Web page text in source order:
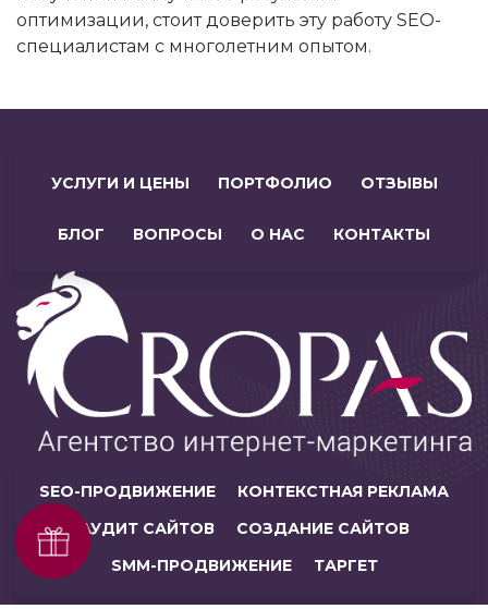
оптимизации, стоит доверить эту работу SEO-
специалистам с многолетним опытом.
УСЛУГИ И ЦЕНЫ ПОРТФОЛИО ОТЗЫВЫ
БЛОГ ВОПРОСЫ О НАС КОНТАКТЫ
SEO-ПРОДВИЖЕНИЕ
КОНТЕКСТНАЯ РЕКЛАМА
АУДИТ САЙТОВ
СОЗДАНИЕ САЙТОВ
SMM-ПРОДВИЖЕНИЕ
ТАРГЕТ